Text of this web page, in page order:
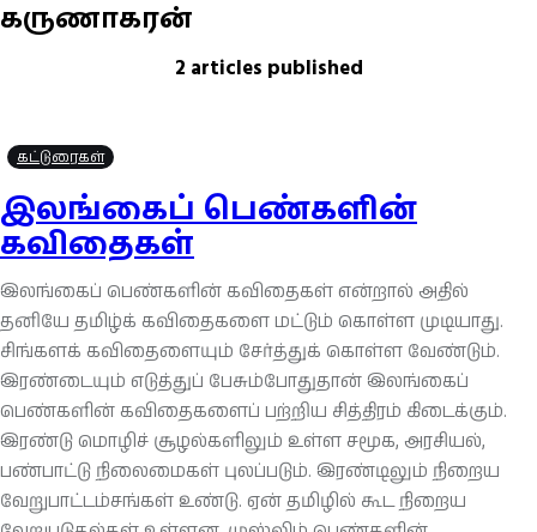
கருணாகரன்
2 articles published
கட்டுரைகள்
இலங்கைப் பெண்களின்
கவிதைகள்
இலங்கைப் பெண்களின் கவிதைகள் என்றால் அதில்
தனியே தமிழ்க் கவிதைகளை மட்டும் கொள்ள முடியாது.
சிங்களக் கவிதைளையும் சேர்த்துக் கொள்ள வேண்டும்.
இரண்டையும் எடுத்துப் பேசும்போதுதான் இலங்கைப்
பெண்களின் கவிதைகளைப் பற்றிய சித்திரம் கிடைக்கும்.
இரண்டு மொழிச் சூழல்களிலும் உள்ள சமூக, அரசியல்,
பண்பாட்டு நிலைமைகள் புலப்படும். இரண்டிலும் நிறைய
வேறுபாட்டம்சங்கள் உண்டு. ஏன் தமிழில் கூட நிறைய